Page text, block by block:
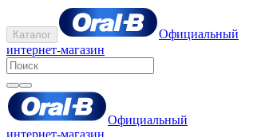
Каталог
Официальный
интернет-магазин
Официальный
интернет-магазин